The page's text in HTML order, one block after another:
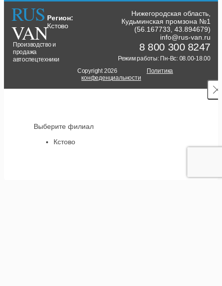
RUS
VAN
Производство и
продажа
автоспецтехники
Регион:
Кстово
Нижегородская область,
Кудьминская промзона №1
(56.167733, 43.894679)
info@rus-van.ru
8 800 300 8247
Режим работы: Пн-Вс: 08.00-18.00
Copyright 2026
Политика
конфеденциальности
Выберите филиал
Кстово